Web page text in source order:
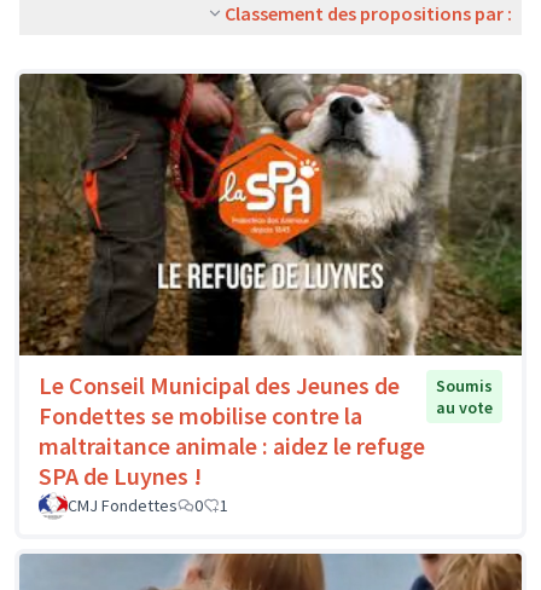
Classement des propositions par :
Le Conseil Municipal des Jeunes de
Fondettes se mobilise contre la
maltraitance animale : aidez le refuge
SPA de Luynes !
Soumis
au vote
CMJ Fondettes 0 1